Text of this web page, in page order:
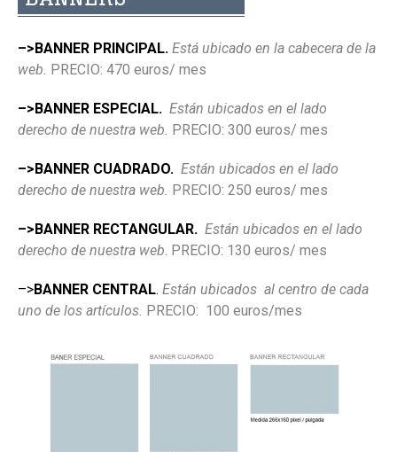
–>BANNER PRINCIPAL. Está ubicado en la cabecera de la
web. PRECIO: 470 euros/ mes
–>BANNER ESPECIAL. Están ubicados en el lado
derecho de nuestra web. PRECIO: 300 euros/ mes
–>BANNER CUADRADO. Están ubicados en el lado
derecho de nuestra web. PRECIO: 250 euros/ mes
–>BANNER RECTANGULAR. Están ubicados en el lado
derecho de nuestra web. PRECIO: 130 euros/ mes
–>BANNER CENTRAL. Están ubicados al centro de cada
uno de los artículos. PRECIO: 100 euros/mes